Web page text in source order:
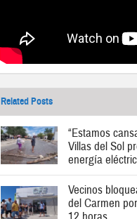
Related Posts
“Estamos
Villas del Sol
energía
Vecinos
del Carmen